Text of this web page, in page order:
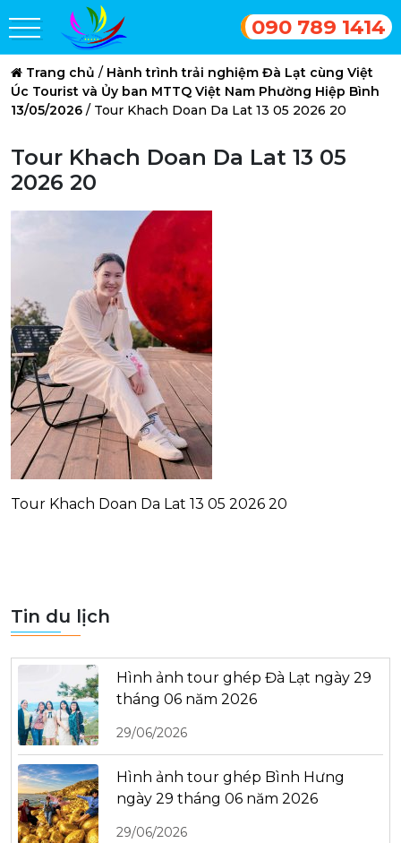
090 789 1414
Trang chủ / Hành trình trải nghiệm Đà Lạt cùng Việt
Úc Tourist và Ủy ban MTTQ Việt Nam Phường Hiệp Bình
13/05/2026 / Tour Khach Doan Da Lat 13 05 2026 20
Tour Khach Doan Da Lat 13 05
2026 20
Tour Khach Doan Da Lat 13 05 2026 20
Tin du lịch
Hình ảnh tour ghép Đà Lạt ngày 29
tháng 06 năm 2026
29/06/2026
Hình ảnh tour ghép Bình Hưng
ngày 29 tháng 06 năm 2026
29/06/2026